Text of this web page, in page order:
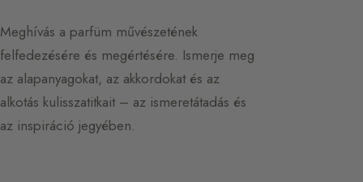
Meghívás a parfüm művészetének
felfedezésére és megértésére. Ismerje meg
az alapanyagokat, az akkordokat és az
alkotás kulisszatitkait – az ismeretátadás és
az inspiráció jegyében.